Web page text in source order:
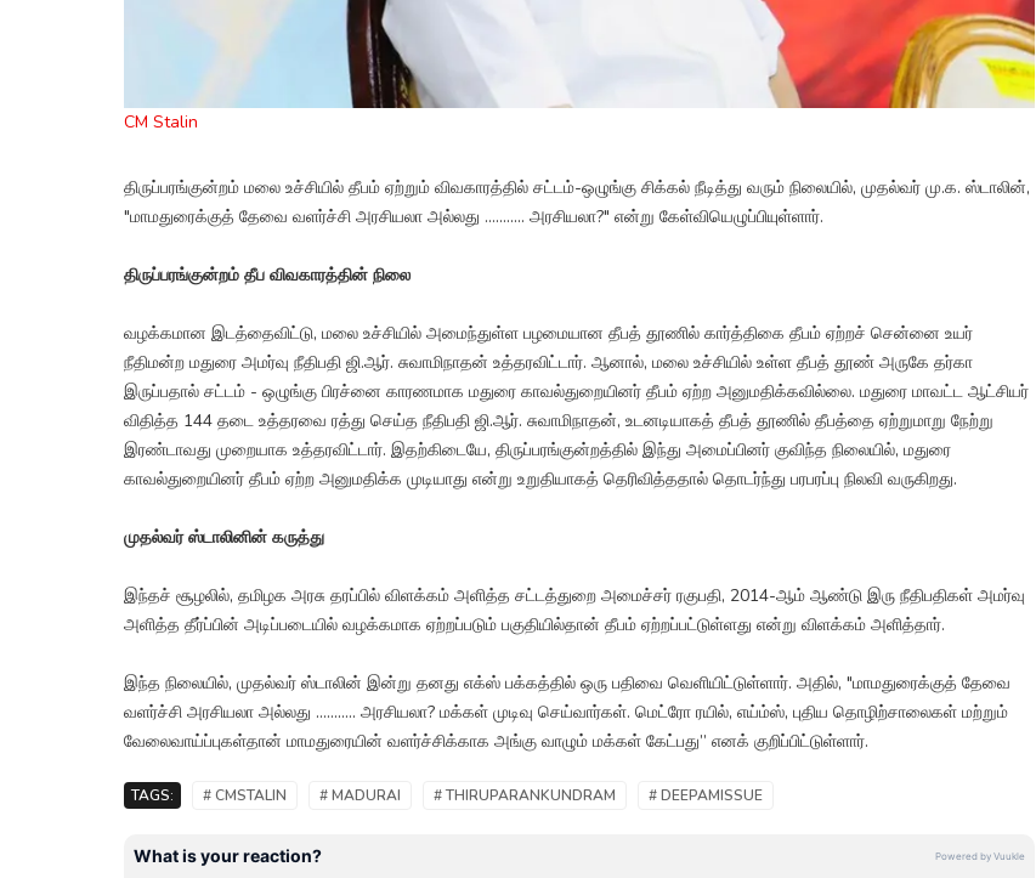
CM Stalin
திருப்பரங்குன்றம் மலை உச்சியில் தீபம் ஏற்றும் விவகாரத்தில் சட்டம்-ஒழுங்கு சிக்கல் நீடித்து வரும் நிலையில், முதல்வர் மு.க. ஸ்டாலின்,
"மாமதுரைக்குத் தேவை வளர்ச்சி அரசியலா அல்லது ........... அரசியலா?" என்று கேள்வியெழுப்பியுள்ளார்.
திருப்பரங்குன்றம் தீப விவகாரத்தின் நிலை
வழக்கமான இடத்தைவிட்டு, மலை உச்சியில் அமைந்துள்ள பழமையான தீபத் தூணில் கார்த்திகை தீபம் ஏற்றச் சென்னை உயர்
நீதிமன்ற மதுரை அமர்வு நீதிபதி ஜி.ஆர். சுவாமிநாதன் உத்தரவிட்டார். ஆனால், மலை உச்சியில் உள்ள தீபத் தூண் அருகே தர்கா
இருப்பதால் சட்டம் - ஒழுங்கு பிரச்னை காரணமாக மதுரை காவல்துறையினர் தீபம் ஏற்ற அனுமதிக்கவில்லை. மதுரை மாவட்ட ஆட்சியர்
விதித்த 144 தடை உத்தரவை ரத்து செய்த நீதிபதி ஜி.ஆர். சுவாமிநாதன், உடனடியாகத் தீபத் தூணில் தீபத்தை ஏற்றுமாறு நேற்று
இரண்டாவது முறையாக உத்தரவிட்டார். இதற்கிடையே, திருப்பரங்குன்றத்தில் இந்து அமைப்பினர் குவிந்த நிலையில், மதுரை
காவல்துறையினர் தீபம் ஏற்ற அனுமதிக்க முடியாது என்று உறுதியாகத் தெரிவித்ததால் தொடர்ந்து பரபரப்பு நிலவி வருகிறது.
முதல்வர் ஸ்டாலினின் கருத்து
இந்தச் சூழலில், தமிழக அரசு தரப்பில் விளக்கம் அளித்த சட்டத்துறை அமைச்சர் ரகுபதி, 2014-ஆம் ஆண்டு இரு நீதிபதிகள் அமர்வு
அளித்த தீர்ப்பின் அடிப்படையில் வழக்கமாக ஏற்றப்படும் பகுதியில்தான் தீபம் ஏற்றப்பட்டுள்ளது என்று விளக்கம் அளித்தார்.
இந்த நிலையில், முதல்வர் ஸ்டாலின் இன்று தனது எக்ஸ் பக்கத்தில் ஒரு பதிவை வெளியிட்டுள்ளார். அதில், "மாமதுரைக்குத் தேவை
வளர்ச்சி அரசியலா அல்லது ……….. அரசியலா? மக்கள் முடிவு செய்வார்கள். மெட்ரோ ரயில், எய்ம்ஸ், புதிய தொழிற்சாலைகள் மற்றும்
வேலைவாய்ப்புகள்தான் மாமதுரையின் வளர்ச்சிக்காக அங்கு வாழும் மக்கள் கேட்பது” எனக் குறிப்பிட்டுள்ளார்.
TAGS: # CMSTALIN # MADURAI # THIRUPARANKUNDRAM # DEEPAMISSUE